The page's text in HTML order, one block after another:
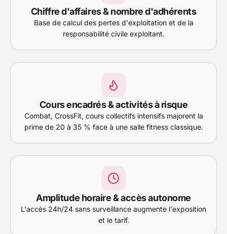
Chiffre d'affaires & nombre d'adhérents
Base de calcul des pertes d'exploitation et de la
responsabilité civile exploitant.
Cours encadrés & activités à risque
Combat, CrossFit, cours collectifs intensifs majorent la
prime de 20 à 35 % face à une salle fitness classique.
Amplitude horaire & accès autonome
L'accès 24h/24 sans surveillance augmente l'exposition
et le tarif.